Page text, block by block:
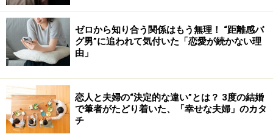
ゼロから知り合う関係はもう無理！ “距離感バ
グ男”に追われて気付いた「恋愛が続かない理
由」
恋人と夫婦の“決定的な違い”とは？ 3度の結婚
で筆者がたどり着いた、「幸せな夫婦」のカタ
チ